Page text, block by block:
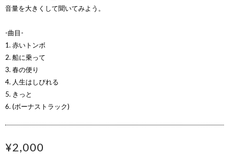
音量を大きくして聞いてみよう。
-曲目-
1. 赤いトンボ
2. 船に乗って
3. 春の便り
4. 人生はしびれる
5. きっと
6. (ボーナストラック)
¥2,000